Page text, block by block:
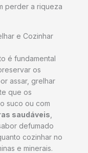
perder a riqueza
e Cozinhar
é fundamental
os
assar, grelhar
que os
suco ou com
saudáveis
defumado
cozinhar no
e minerais.